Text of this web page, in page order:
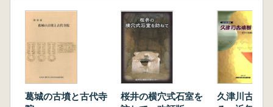
葛城の古墳と古代寺
桜井の横穴式石室を
久津川古墳